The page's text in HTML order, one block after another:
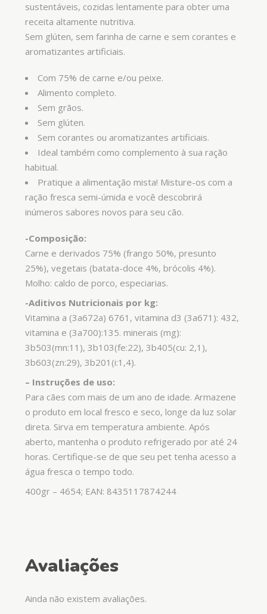
sustentáveis, cozidas lentamente para obter uma
receita altamente nutritiva.
Sem glúten, sem farinha de carne e sem corantes e
aromatizantes artificiais.
Com 75% de carne e/ou peixe.
Alimento completo.
Sem grãos.
Sem glúten.
Sem corantes ou aromatizantes artificiais.
Ideal também como complemento à sua ração
habitual.
Pratique a alimentação mista! Misture-os com a
ração fresca semi-úmida e você descobrirá
inúmeros sabores novos para seu cão.
-Composição:
Carne e derivados 75% (frango 50%, presunto
25%), vegetais (batata-doce 4%, brócolis 4%).
Molho: caldo de porco, especiarias.
-Aditivos Nutricionais por kg:
Vitamina a (3a672a) 6761, vitamina d3 (3a671): 432,
vitamina e (3a700):135. minerais (mg):
3b503(mn:11), 3b103(fe:22), 3b405(cu: 2,1),
3b603(zn:29), 3b201(i:1,4).
– Instruções de uso:
Para cães com mais de um ano de idade. Armazene
o produto em local fresco e seco, longe da luz solar
direta. Sirva em temperatura ambiente. Após
aberto, mantenha o produto refrigerado por até 24
horas. Certifique-se de que seu pet tenha acesso a
água fresca o tempo todo.
400gr – 4654; EAN: 8435117874244
Avaliações
Ainda não existem avaliações.